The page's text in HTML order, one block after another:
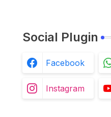
Social Plugin
Facebook
Instagram